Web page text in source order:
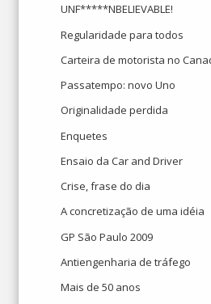
UNF*****NBELIEVABLE!
Regularidade para todos
Carteira de motorista no
Passatempo: novo Uno
Originalidade perdida
Enquetes
Ensaio da Car and Driver
Crise, frase do dia
A concretização de uma idéia
GP São Paulo 2009
Antiengenharia de tráfego
Mais de 50 anos